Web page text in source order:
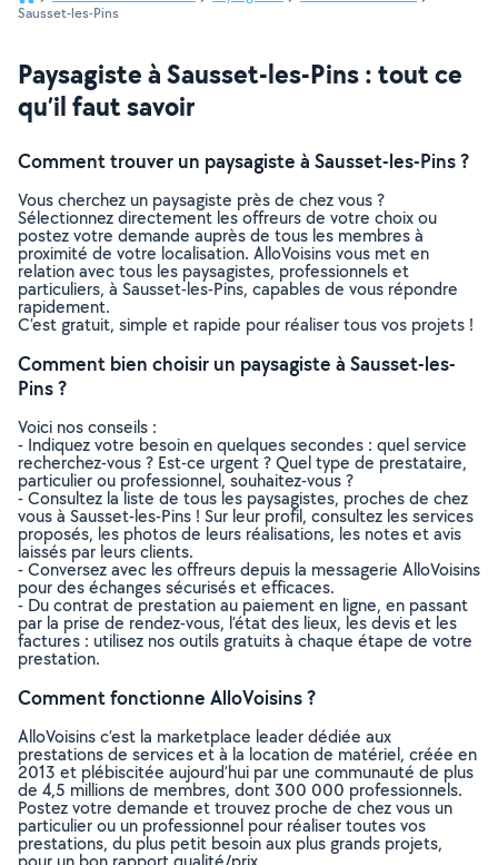
Sausset-les-Pins
Paysagiste à Sausset-les-Pins : tout ce
qu’il faut savoir
Comment trouver un paysagiste à Sausset-les-Pins ?
Vous cherchez un paysagiste près de chez vous ?
Sélectionnez directement les offreurs de votre choix ou
postez votre demande auprès de tous les membres à
proximité de votre localisation. AlloVoisins vous met en
relation avec tous les paysagistes, professionnels et
particuliers, à Sausset-les-Pins, capables de vous répondre
rapidement.
C’est gratuit, simple et rapide pour réaliser tous vos projets !
Comment bien choisir un paysagiste à Sausset-les-
Pins ?
Voici nos conseils :
- Indiquez votre besoin en quelques secondes : quel service
recherchez-vous ? Est-ce urgent ? Quel type de prestataire,
particulier ou professionnel, souhaitez-vous ?
- Consultez la liste de tous les paysagistes, proches de chez
vous à Sausset-les-Pins ! Sur leur profil, consultez les services
proposés, les photos de leurs réalisations, les notes et avis
laissés par leurs clients.
- Conversez avec les offreurs depuis la messagerie AlloVoisins
pour des échanges sécurisés et efficaces.
- Du contrat de prestation au paiement en ligne, en passant
par la prise de rendez-vous, l’état des lieux, les devis et les
factures : utilisez nos outils gratuits à chaque étape de votre
prestation.
Comment fonctionne AlloVoisins ?
AlloVoisins c’est la marketplace leader dédiée aux
prestations de services et à la location de matériel, créée en
2013 et plébiscitée aujourd’hui par une communauté de plus
de 4,5 millions de membres, dont 300 000 professionnels.
Postez votre demande et trouvez proche de chez vous un
particulier ou un professionnel pour réaliser toutes vos
prestations, du plus petit besoin aux plus grands projets,